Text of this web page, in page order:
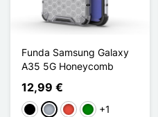
Funda Samsung Galaxy
A35 5G Honeycomb
12,99 €
Negro
Gris RojoVerde
+1